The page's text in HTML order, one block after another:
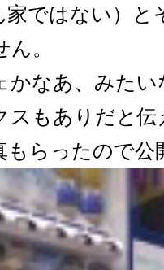
ではない）と
。
かなあ、みた
スもありだと
もらったので公